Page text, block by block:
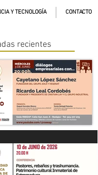
Y TECNOLOGÍA CONTACTO
recientes
EMPRESARIALES CON...”
López Sánchez y Ricardo
Leal Cordobés 03/06/26